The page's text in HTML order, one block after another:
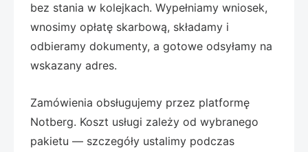
bez stania w kolejkach. Wypełniamy wniosek,
wnosimy opłatę skarbową, składamy i
odbieramy dokumenty, a gotowe odsyłamy na
wskazany adres.
Zamówienia obsługujemy przez platformę
Notberg. Koszt usługi zależy od wybranego
pakietu — szczegóły ustalimy podczas